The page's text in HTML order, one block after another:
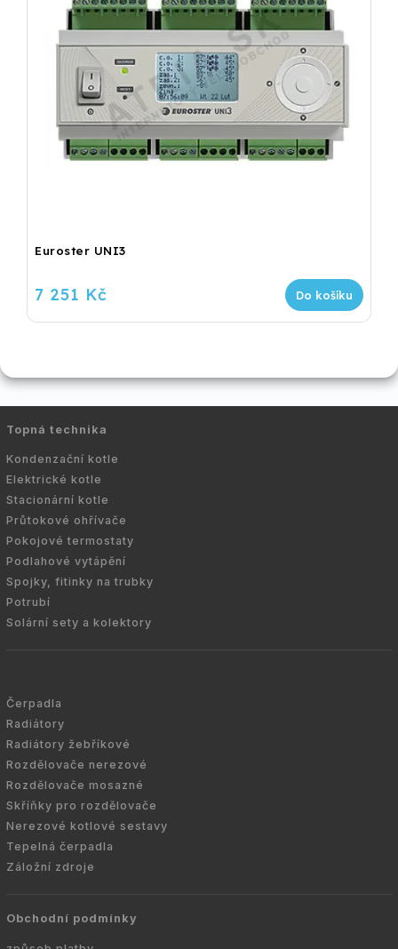
Euroster UNI3
7 251 Kč Do košíku
Topná technika
Kondenzační kotle
Elektrické kotle
Stacionární kotle
Průtokové ohřívače
Pokojové termostaty
Podlahové vytápění
Spojky, fitinky na trubky
Potrubí
Solární sety a kolektory
Čerpadla
Radiátory
Radiátory žebříkové
Rozdělovače nerezové
Rozdělovače mosazné
Skříňky pro rozdělovače
Nerezové kotlové sestavy
Tepelná čerpadla
Záložní zdroje
Obchodní podmínky